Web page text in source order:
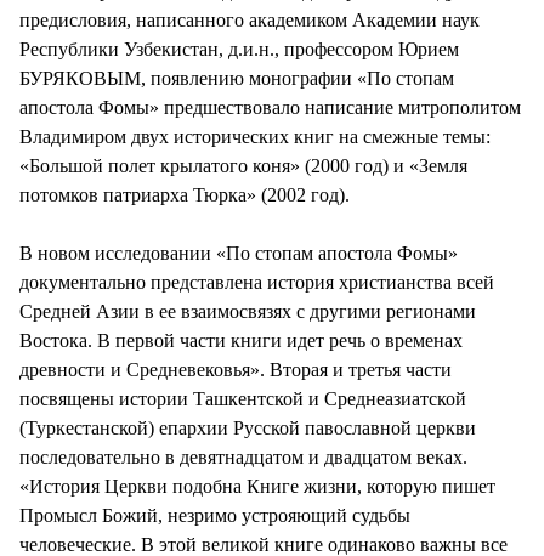
предисловия, написанного академиком Академии наук
Республики Узбекистан, д.и.н., профессором Юрием
БУРЯКОВЫМ, появлению монографии «По стопам
апостола Фомы» предшествовало написание митрополитом
Владимиром двух исторических книг на смежные темы:
«Большой полет крылатого коня» (2000 год) и «Земля
потомков патриарха Тюрка» (2002 год).
В новом исследовании «По стопам апостола Фомы»
документально представлена история христианства всей
Средней Азии в ее взаимосвязях с другими регионами
Востока. В первой части книги идет речь о временах
древности и Средневековья». Вторая и третья части
посвящены истории Ташкентской и Среднеазиатской
(Туркестанской) епархии Русской павославной церкви
последовательно в девятнадцатом и двадцатом веках.
«История Церкви подобна Книге жизни, которую пишет
Промысл Божий, незримо устрояющий судьбы
человеческие. В этой великой книге одинаково важны все